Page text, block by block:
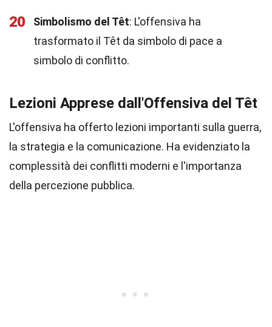
20 Simbolismo del Têt: L'offensiva ha
trasformato il Têt da simbolo di pace a
simbolo di conflitto.
Lezioni Apprese dall'Offensiva del Têt
L'offensiva ha offerto lezioni importanti sulla guerra,
la strategia e la comunicazione. Ha evidenziato la
complessità dei conflitti moderni e l'importanza
della percezione pubblica.